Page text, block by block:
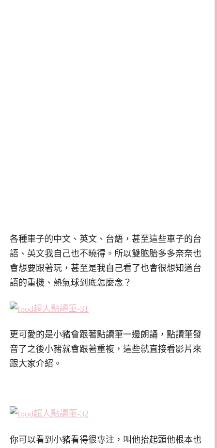
各種車子的中文、英文、台語，甚至這些車子的台
語、英文我自己也不曉得。所以雙胞胎多多奈奈也
會想要跟著玩，甚至是我自己看了也會很想知道台
語的重機、熱氣球到底怎麼念？
更可愛的是小豬會跟著點讀筆一邊朗誦，點讀筆發
音了之後小豬就會跟著重複，這些就直接看影片來
跟大家介紹。
你可以看到小豬看得很專注，叫他抬起頭他根本也